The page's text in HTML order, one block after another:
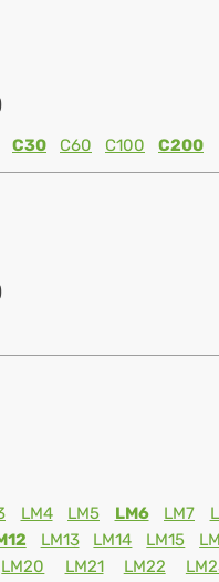
C30 C60 C100 C200
LM4 LM5 LM6 LM7
LM13 LM14 LM15
LM20 LM21 LM22